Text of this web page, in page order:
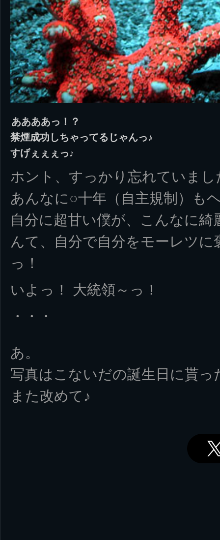
ああああっ！？
禁煙成功しちゃってるじゃんっ♪
すげぇぇぇっ♪
ホント、すっかり忘れていまし
あんなに○十年（自主規制）も
自分に超甘い僕が、こんなに
んて、自分で自分をモーレツ
っ！
いよっ！ 大統領～っ！
・・・
あ。
写真はこないだの誕生日に貰
また改めて♪